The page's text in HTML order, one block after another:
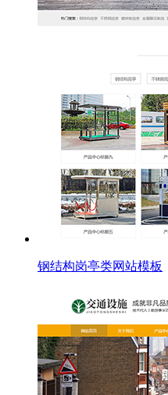
钢结构岗亭类网站模板